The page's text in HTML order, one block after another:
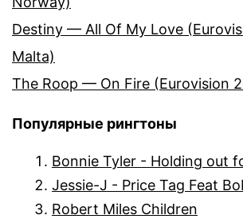
Destiny — All Of My Love
Malta)
The Roop — On Fire (Eurovision
Популярные рингтоны
Bonnie Tyler - Holding out
Jessie-J - Price Tag Feat
Robert Miles Children